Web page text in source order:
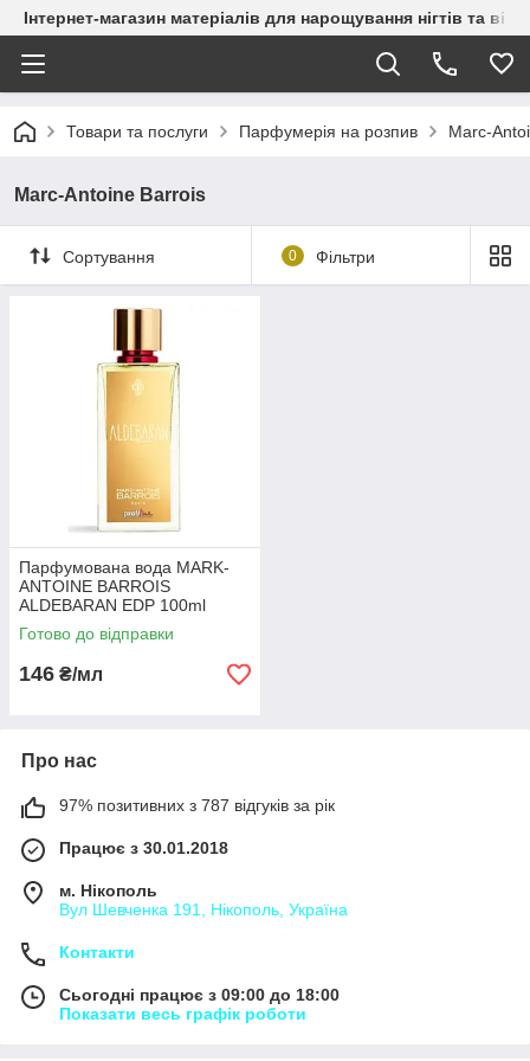
Інтернет-магазин матеріалів для нарощування нігтів та вій
Товари та послуги Парфумерія на розпив Marc-
Marc-Antoine Barrois
Сортування 0 Фільтри
Парфумована вода MARK-
ANTOINE BARROIS
ALDEBARAN EDP 100ml
Готово до відправки
146 ₴/мл
Про нас
97% позитивних з 787 відгуків за рік
Працює з 30.01.2018
м. Нікополь
Вул Шевченка 191, Нікополь, Україна
Контакти
Сьогодні працює з 09:00 до 18:00
Показати весь графік роботи